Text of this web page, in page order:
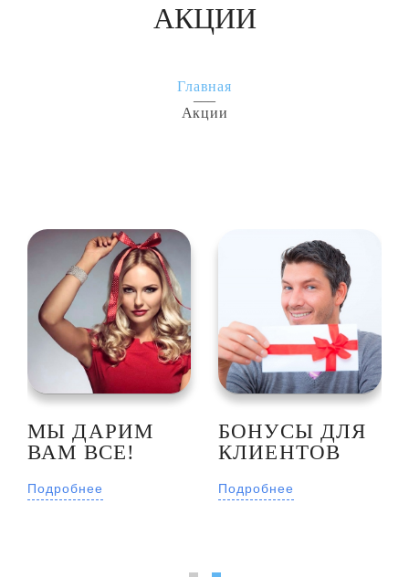
АКЦИИ
Главная
Акции
МЫ ДАРИМ
ВАМ ВСЕ!
Подробнее
БОНУСЫ ДЛЯ
КЛИЕНТОВ
Подробнее